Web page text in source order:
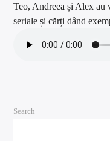
Teo, Andreea și Alex au
seriale și cărți dând
Search